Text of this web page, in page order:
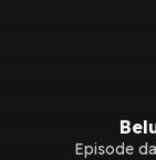
Episode